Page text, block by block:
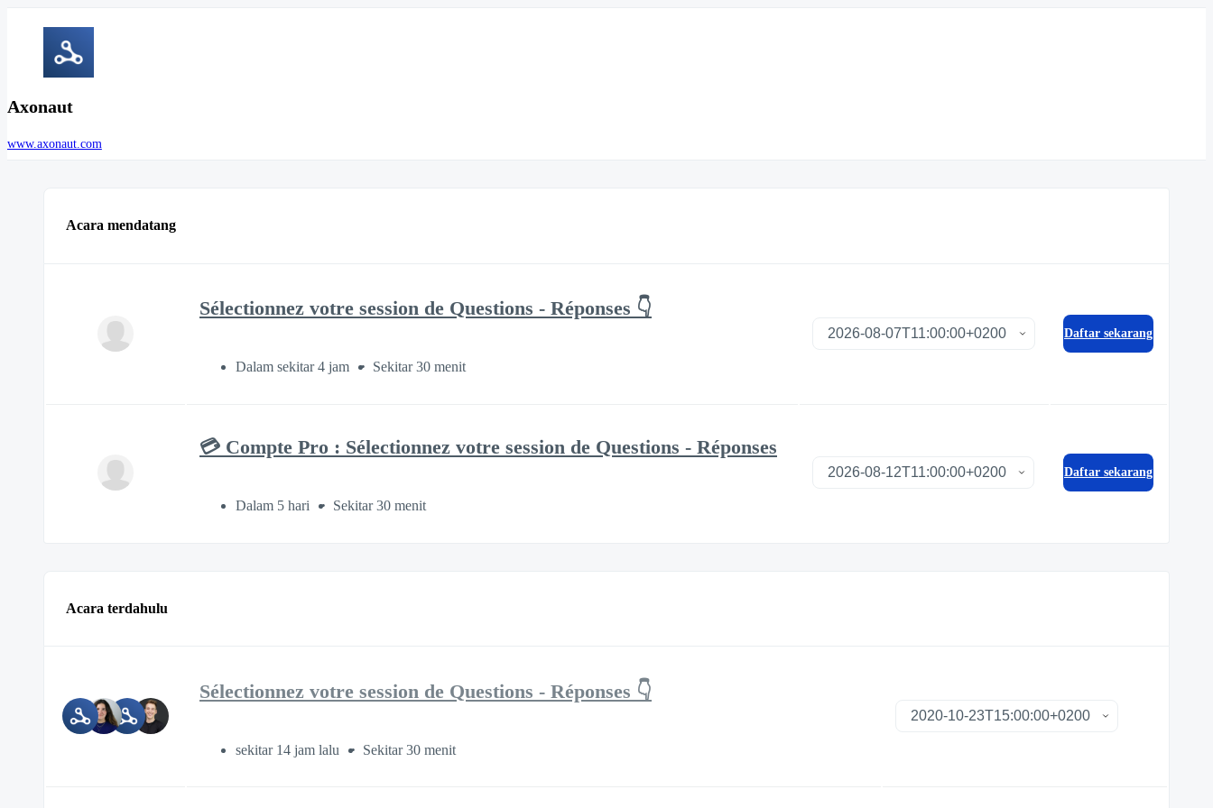
Axonaut
www.axonaut.com
Acara mendatang
Sélectionnez votre session de Questions - Réponses 👇
Dalam sekitar 4 jam Sekitar 30 menit
Daftar sekarang
💳 Compte Pro : Sélectionnez votre session de Questions - Réponses
Dalam 5 hari Sekitar 30 menit
Daftar sekarang
Acara terdahulu
Sélectionnez votre session de Questions - Réponses 👇
sekitar 14 jam lalu Sekitar 30 menit